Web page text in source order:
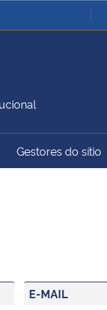
Ministério da Defesa
Ministério do
Gestores do sítio
E-MAIL